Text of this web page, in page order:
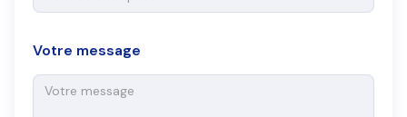
Votre message